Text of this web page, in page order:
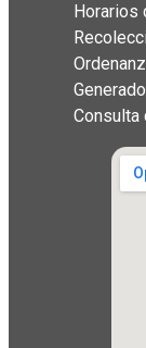
Horarios
Consulta